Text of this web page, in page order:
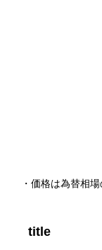
title
・価格は為替相